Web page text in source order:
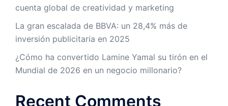
cuenta global de creatividad y marketing
La gran escalada de BBVA: un 28,4% más de
inversión publicitaria en 2025
¿Cómo ha convertido Lamine Yamal su tirón en el
Mundial de 2026 en un negocio millonario?
Recent Comments